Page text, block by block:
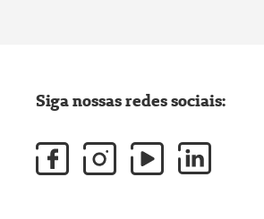
Siga nossas redes sociais: